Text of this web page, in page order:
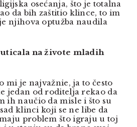
osećanja, što je totalna
da bih zaštitio klince, to im
njihova optužba naudila
na živote mladih
mi je najvažnie, ja to često
jedan od roditelja rekao da
ih naučio da misle i što su
klinci koji se ne libe da
problem što igraju u toj